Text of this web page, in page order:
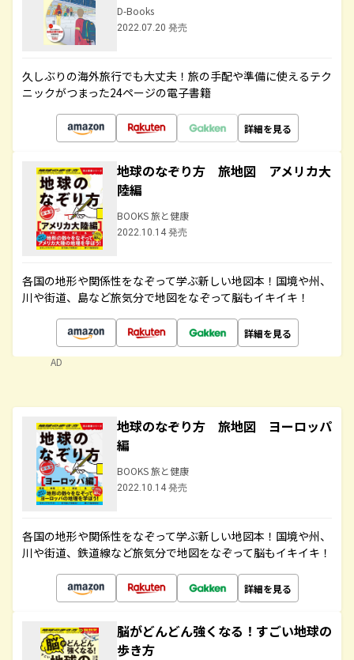
D-Books
2022.07.20 発売
久しぶりの海外旅行でも大丈夫！旅の手配や準備に使えるテク
ニックがつまった24ページの電子書籍
詳細を見る
地球のなぞり方 旅地図 アメリカ大
陸編
BOOKS 旅と健康
2022.10.14 発売
各国の地形や関係性をなぞって学ぶ新しい地図本！国境や州、
川や街道、島など旅気分で地図をなぞって脳もイキイキ！
詳細を見る
AD
地球のなぞり方 旅地図 ヨーロッパ
編
BOOKS 旅と健康
2022.10.14 発売
各国の地形や関係性をなぞって学ぶ新しい地図本！国境や州、
川や街道、鉄道線など旅気分で地図をなぞって脳もイキイキ！
詳細を見る
脳がどんどん強くなる！すごい地球の
歩き方